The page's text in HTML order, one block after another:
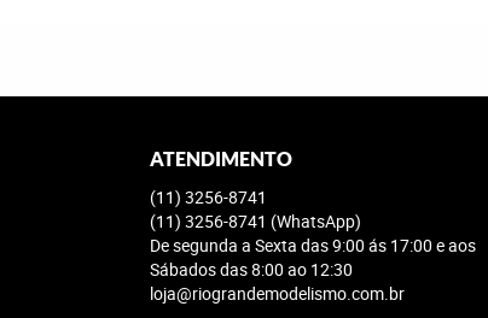
ATENDIMENTO
(11) 3256-8741
(11) 3256-8741 (WhatsApp)
De segunda a Sexta das 9:00 ás 17:00 e aos
Sábados das 8:00 ao 12:30
loja@riograndemodelismo.com.br